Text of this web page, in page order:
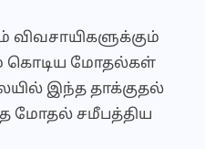
விவசாயிகளுக்கும்
கொடிய மோதல்கள்
இந்த தாக்குதல்
மோதல் சமீபத்திய